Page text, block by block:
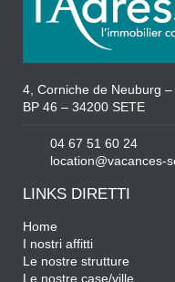
4, Corniche de Neuburg
BP 46 – 34200 SETE
04 67 51 60 24
location@vacances-
LINKS DIRETTI
Home
I nostri affitti
Le nostre strutture
Le nostre case/ville